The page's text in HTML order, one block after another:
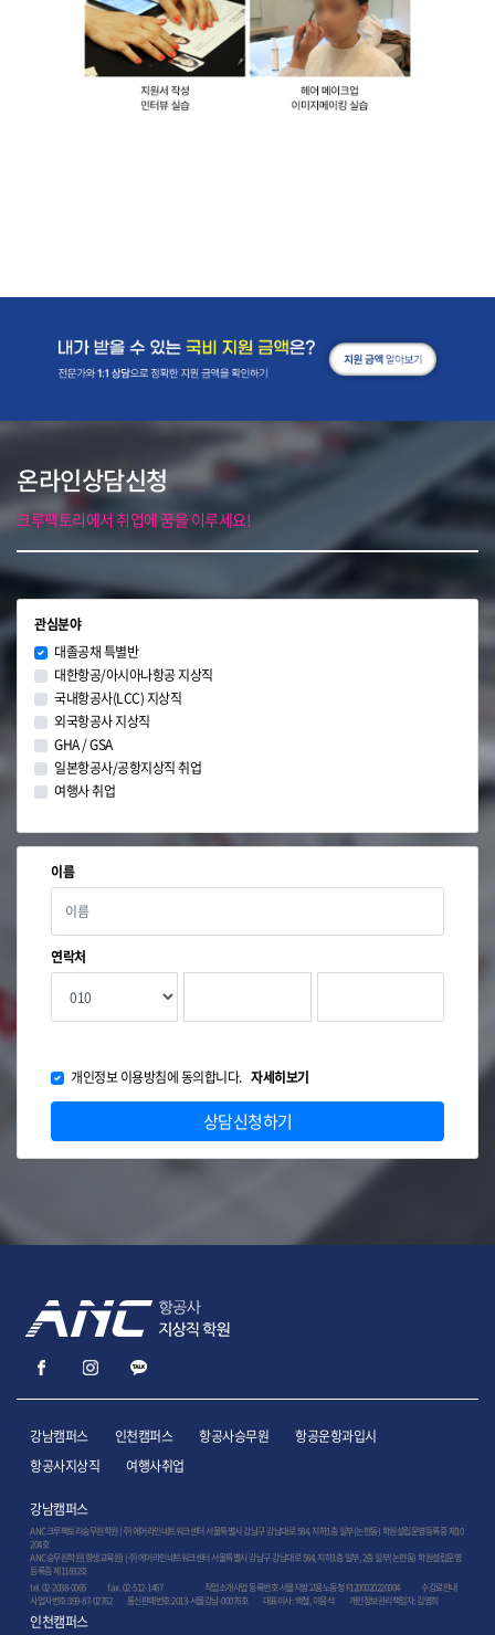
온라인상담신청
크루팩토리에서 취업에 꿈을 이루세요!
관심분야
대졸공채 특별반
대한항공/아시아나항공 지상직
국내항공사(LCC) 지상직
외국항공사 지상직
GHA / GSA
일본항공사/공항지상직 취업
여행사 취업
이름
연락처
개인정보 이용방침에 동의합니다. 자세히보기
상담신청하기
강남캠퍼스 인천캠퍼스 항공사승무원
항공운항과입시
항공사지상직
여행사취업
강남캠퍼스
ANC크루팩토리승무원학원 (주)에어라인네트워크센터 서울특별시 강남구 강남대로 584, 지하1층 일부(논현동) 학원설립운영등록증 제10
204호
ANC승무원학원(평생교육원) (주)에어라인네트워크센터 서울특별시 강남구 강남대로 584, 지하1층 일부, 2층 일부(논현동) 학원설립운영
등록증 제11832호
tel. 02-2038-0065
fax. 02-512-1467 직업소개사업 등록번호 서울지방고용노동청 F1200020220004
수강료안내
사업자번호:399-87-02762 통신판매번호:2013-서울강남-00076호 대표이사: 백철, 이응석 개인정보관리책임자: 김영희
인천캠퍼스